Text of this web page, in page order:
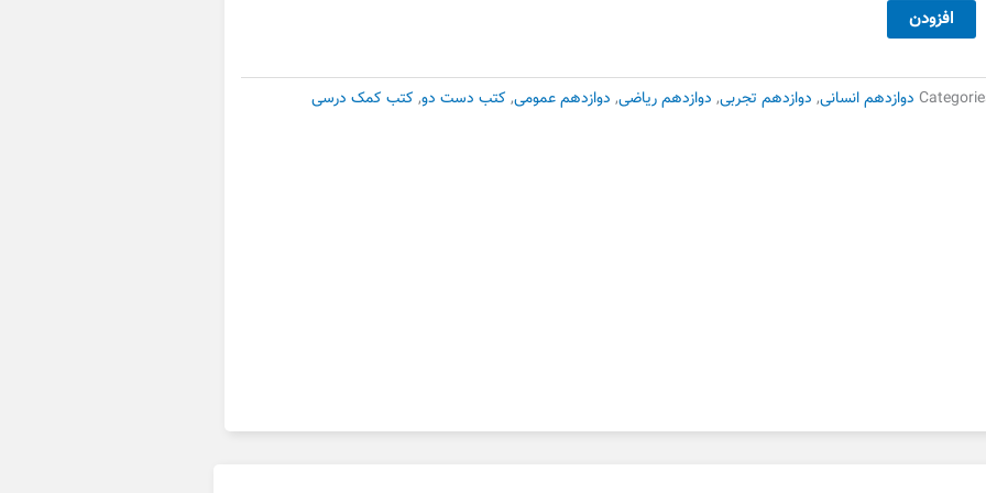
انگلیسی
دوازدهم
افزودن
دوازدهم انسانی, دوازدهم تجربی, دوازدهم ریاضی, دوازدهم عمومی, کتب دست دو, کتب کمک درسی